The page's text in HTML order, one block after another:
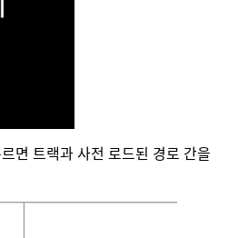
면 트랙과 사전 로드된 경로 간을